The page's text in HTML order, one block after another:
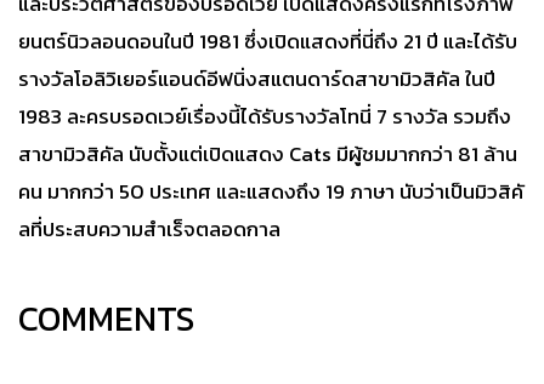
ยนตร์นิวลอนดอนในปี 1981 ซึ่งเปิดแสดงที่นี่ถึง 21 ปี และได้รับ
รางวัลโอลิวิเยอร์แอนด์อีฟนิ่งสแตนดาร์ดสาขามิวสิคัล ในปี
1983 ละครบรอดเวย์เรื่องนี้ได้รับรางวัลโทนี่ 7 รางวัล รวมถึง
สาขามิวสิคัล นับตั้งแต่เปิดแสดง Cats มีผู้ชมมากกว่า 81 ล้าน
คน มากกว่า 50 ประเทศ และแสดงถึง 19 ภาษา นับว่าเป็นมิวสิคั
ลที่ประสบความสำเร็จตลอดกาล
COMMENTS